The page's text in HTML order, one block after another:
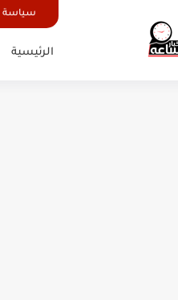
سياسة
الرئيسية